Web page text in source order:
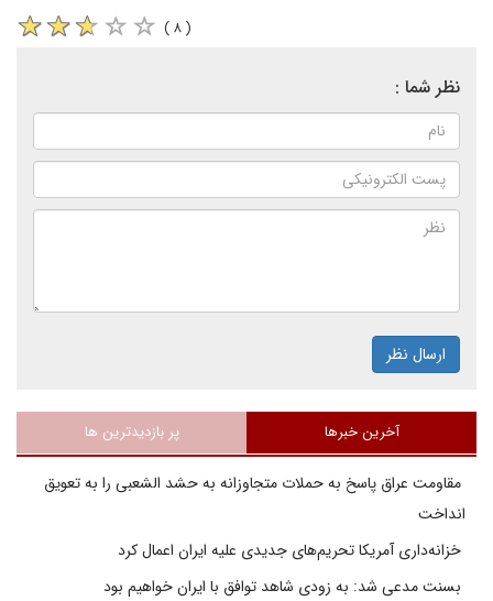
( ۸ )
نظر شما :
ارسال نظر
آخرین خبرها پر بازدیدترین ها
مقاومت عراق پاسخ به حملات متجاوزانه به حشد الشعبی را به تعویق
انداخت
خزانه‌داری آمریکا تحریم‌های جدیدی علیه ایران اعمال کرد
بسنت مدعی شد: به زودی شاهد توافق با ایران خواهیم بود